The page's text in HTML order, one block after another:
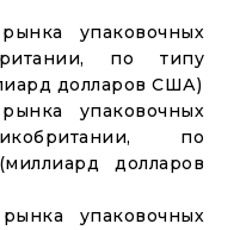
упаковочных
по типу
долларов США)
упаковочных
по
долларов
упаковочных